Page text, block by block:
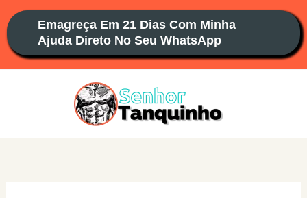
para
conteúdo
Emagreça Em 21 Dias Com Minha
Ajuda Direto No Seu WhatsApp